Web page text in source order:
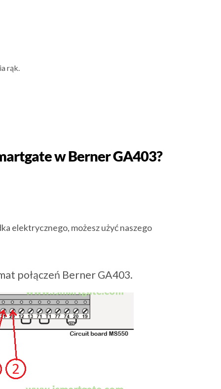
rąk.
w Berner GA403?
elektrycznego, możesz użyć naszego
połączeń Berner GA403.